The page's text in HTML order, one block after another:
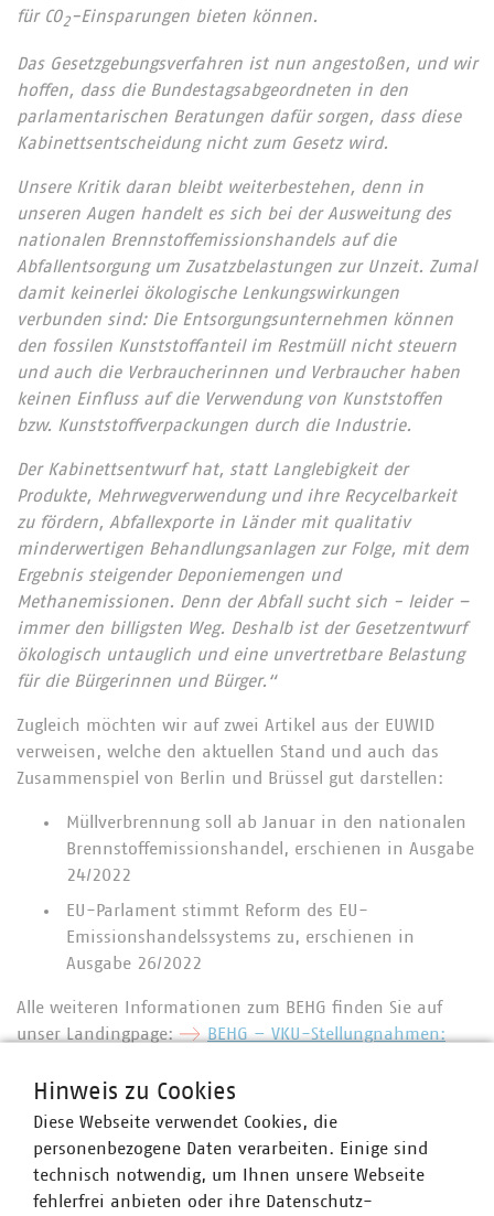
für CO2 -Einsparungen bieten können.
Das Gesetzgebungsverfahren ist nun angestoßen, und wir
hoffen, dass die Bundestagsabgeordneten in den
parlamentarischen Beratungen dafür sorgen, dass diese
Kabinettsentscheidung nicht zum Gesetz wird.
Unsere Kritik daran bleibt weiterbestehen, denn in
unseren Augen handelt es sich bei der Ausweitung des
nationalen Brennstoffemissionshandels auf die
Abfallentsorgung um Zusatzbelastungen zur Unzeit. Zumal
damit keinerlei ökologische Lenkungswirkungen
verbunden sind: Die Entsorgungsunternehmen können
den fossilen Kunststoffanteil im Restmüll nicht steuern
und auch die Verbraucherinnen und Verbraucher haben
keinen Einfluss auf die Verwendung von Kunststoffen
bzw. Kunststoffverpackungen durch die Industrie.
Der Kabinettsentwurf hat, statt Langlebigkeit der
Produkte, Mehrwegverwendung und ihre Recycelbarkeit
zu fördern, Abfallexporte in Länder mit qualitativ
minderwertigen Behandlungsanlagen zur Folge, mit dem
Ergebnis steigender Deponiemengen und
Methanemissionen. Denn der Abfall sucht sich - leider –
immer den billigsten Weg. Deshalb ist der Gesetzentwurf
ökologisch untauglich und eine unvertretbare Belastung
für die Bürgerinnen und Bürger.“
Zugleich möchten wir auf zwei Artikel aus der EUWID
verweisen, welche den aktuellen Stand und auch das
Zusammenspiel von Berlin und Brüssel gut darstellen:
Müllverbrennung soll ab Januar in den nationalen
Brennstoffemissionshandel, erschienen in Ausgabe
24/2022
EU-Parlament stimmt Reform des EU-
Emissionshandelssystems zu, erschienen in
Ausgabe 26/2022
Alle weiteren Informationen zum BEHG finden Sie auf
unser Landingpage:
BEHG – VKU-Stellungnahmen:
Weiteres Vorgehen BEHG
Als weiteres Vorgehen schlagen wir in Absprache mit Dr.
Thärichen vor, dass möglichst viele Unternehmen
versuchen, Termine mit „Ihren“
Hinweis zu Cookies
Diese Webseite verwendet Cookies, die
personenbezogene Daten verarbeiten. Einige sind
technisch notwendig, um Ihnen unsere Webseite
fehlerfrei anbieten oder ihre Datenschutz-